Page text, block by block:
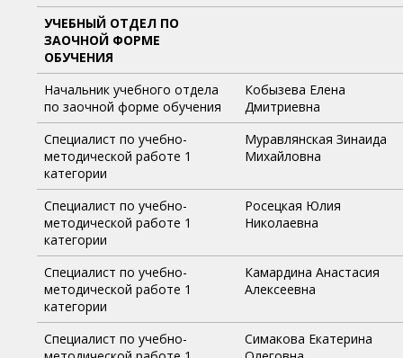
УЧЕБНЫЙ ОТДЕЛ ПО
ЗАОЧНОЙ ФОРМЕ
ОБУЧЕНИЯ
Начальник учебного отдела
по заочной форме обучения
Кобызева Елена
Дмитриевна
Специалист по учебно-
методической работе 1
категории
Муравлянская Зинаида
Михайловна
Специалист по учебно-
методической работе 1
категории
Росецкая Юлия
Николаевна
Специалист по учебно-
методической работе 1
категории
Камардина Анастасия
Алексеевна
Специалист по учебно-
Симакова Екатерина